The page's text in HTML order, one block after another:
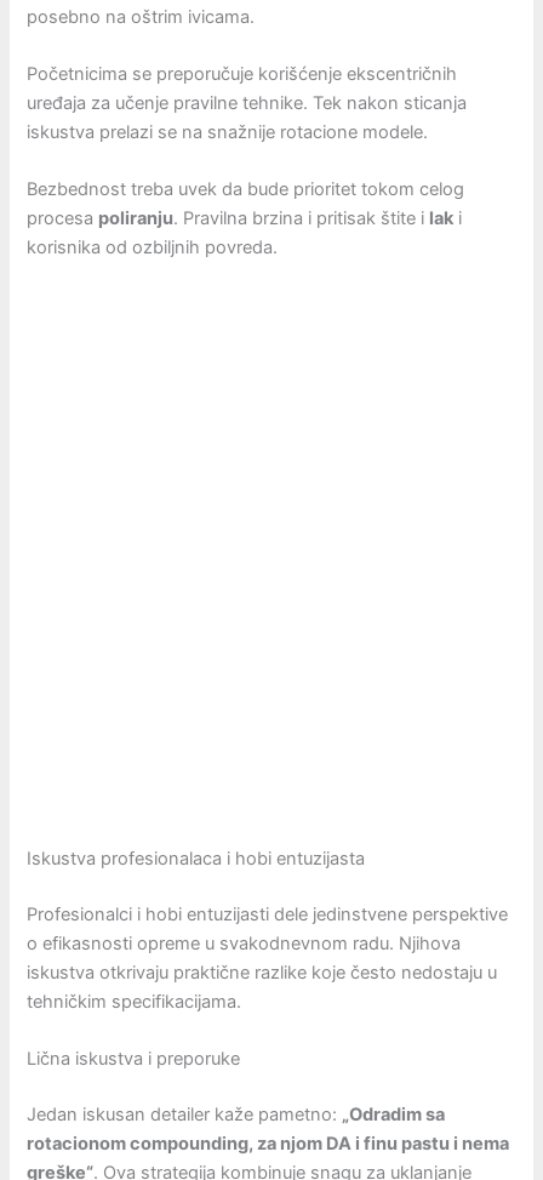
posebno na oštrim ivicama.
Početnicima se preporučuje korišćenje ekscentričnih
uređaja za učenje pravilne tehnike. Tek nakon sticanja
iskustva prelazi se na snažnije rotacione modele.
Bezbednost treba uvek da bude prioritet tokom celog
procesa poliranju. Pravilna brzina i pritisak štite i lak i
korisnika od ozbiljnih povreda.
Iskustva profesionalaca i hobi entuzijasta
Profesionalci i hobi entuzijasti dele jedinstvene perspektive
o efikasnosti opreme u svakodnevnom radu. Njihova
iskustva otkrivaju praktične razlike koje često nedostaju u
tehničkim specifikacijama.
Lična iskustva i preporuke
Jedan iskusan detailer kaže pametno: „Odradim sa
rotacionom compounding, za njom DA i finu pastu i nema
greške“. Ova strategija kombinuje snagu za uklanjanje